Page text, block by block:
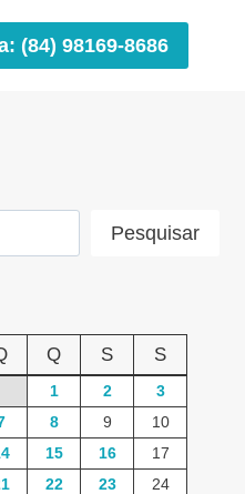
(84) 98169-8686
Pesquisar
Q S S
1 2
3
8 9
10
15 16
17
22 23
24